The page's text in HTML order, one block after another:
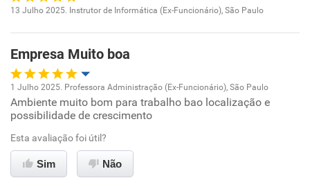
Ambiente de trabalho
Conciliação com a vida familiar
Recomenda esta empresa
13 Julho 2025. Instrutor de Informática (Ex-Funcionário), São Paulo
Empresa Muito boa
Oportunidade de promoção
Ambiente de trabalho
Conciliação com a vida familiar
1 Julho 2025. Professora Administração (Ex-Funcionário), São Paulo
Ambiente muito bom para trabalho bao localização e
possibilidade de crescimento
Esta avaliação foi útil?
Sim Não